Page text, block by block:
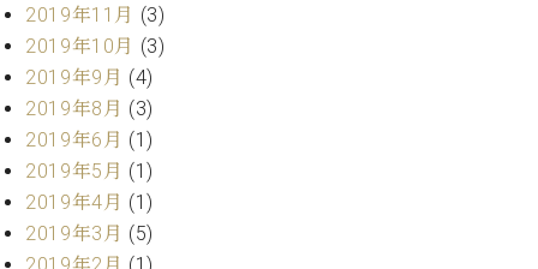
ェ
ッ
シ
ョ
ナ
ル
W.
ホ
フ
社
：
八
王
子
・
技
術
営
2019年11月 (3)
2019年10月 (3)
2019年9月 (4)
2019年8月 (3)
2019年6月 (1)
2019年5月 (1)
2019年4月 (1)
2019年3月 (5)